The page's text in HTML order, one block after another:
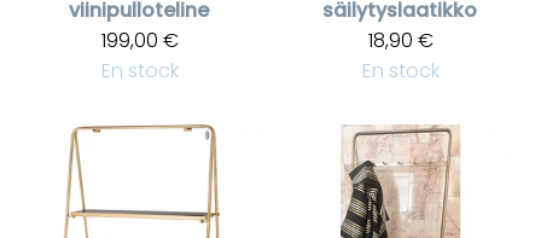
viinipulloteline
199,00 €
En stock
säilytyslaatikko
18,90 €
En stock